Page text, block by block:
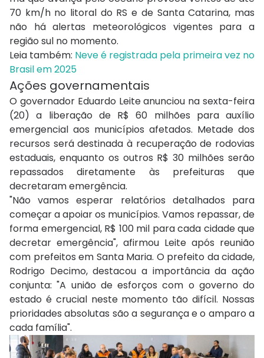
70 km/h no litoral do RS e de Santa Catarina, mas
não há alertas meteorológicos vigentes para a
região sul no momento.
Leia também: Neve é registrada pela primeira vez no
Brasil em 2025
Ações governamentais
O governador Eduardo Leite anunciou na sexta-feira
(20) a liberação de R$ 60 milhões para auxílio
emergencial aos municípios afetados. Metade dos
recursos será destinada à recuperação de rodovias
estaduais, enquanto os outros R$ 30 milhões serão
repassados diretamente às prefeituras que
decretaram emergência.
"Não vamos esperar relatórios detalhados para
começar a apoiar os municípios. Vamos repassar, de
forma emergencial, R$ 100 mil para cada cidade que
decretar emergência", afirmou Leite após reunião
com prefeitos em Santa Maria. O prefeito da cidade,
Rodrigo Decimo, destacou a importância da ação
conjunta: "A união de esforços com o governo do
estado é crucial neste momento tão difícil. Nossas
prioridades absolutas são a segurança e o amparo a
cada família".